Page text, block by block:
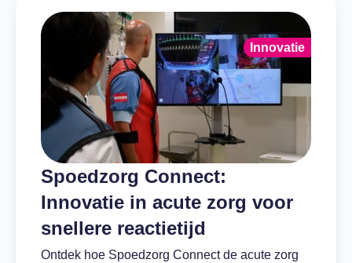
Spoedzorg Connect:
Innovatie in acute zorg voor
snellere reactietijd
Ontdek hoe Spoedzorg Connect de acute zorg
Innovatie